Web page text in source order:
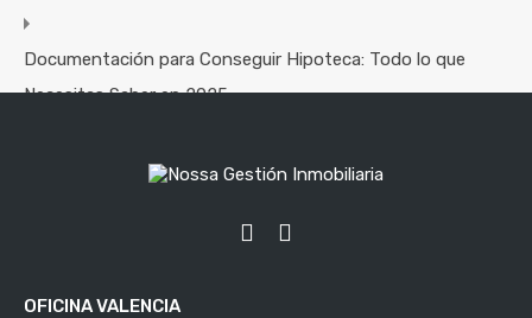
Documentación para Conseguir Hipoteca: Todo lo que
Necesitas Saber en 2025
Consejos Prácticos para Decorar y Maximizar el Espacio en
OFICINA VALENCIA